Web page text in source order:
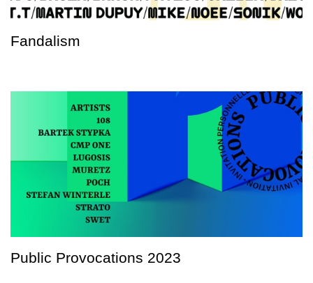
Fandalism
Public Provocations 2023